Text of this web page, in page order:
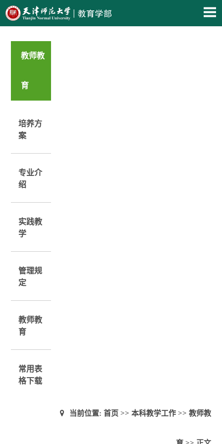
教师教
育
培养方
案
专业介
绍
实践教
学
管理规
定
教师教
育
常用表
格下载
当前位置: 首页 >> 本科教学工作>> 教师教